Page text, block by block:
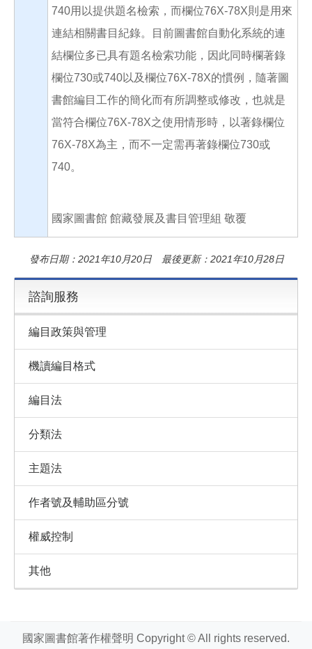
740用以提供題名檢索，而欄位76X-78X則是用來
連結相關書目紀錄。目前圖書館自動化系統的連
結欄位多已具有題名檢索功能，因此同時欄著錄
欄位730或740以及欄位76X-78X的慣例，隨著圖
書館編目工作的簡化而有所調整或修改，也就是
當符合欄位76X-78X之使用情形時，以著錄欄位
76X-78X為主，而不一定需再著錄欄位730或
740。
國家圖書館 館藏發展及書目管理組 敬覆
發布日期：2021年10月20日 最後更新：2021年10月28日
諮詢服務
編目政策與管理
機讀編目格式
編目法
分類法
主題法
作者號及輔助區分號
權威控制
其他
國家圖書館著作權聲明 Copyright © All rights reserved.